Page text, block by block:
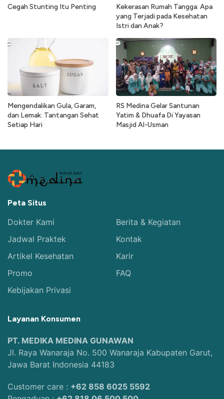
Cegah Stunting Itu Penting
Kekerasan Rumah Tangga: Apa
yang Terjadi pada Kesehatan
Istri dan Anak?
Mengendalikan Gula, Garam,
dan Lemak: Tantangan Sehat
Setiap Hari
RS Medina Gelar Santunan
Yatim & Dhuafa Di Yayasan
Masjid Al-Usman
Peta Situs
Dokter Kami
Jadwal Praktek
Artikel Kesehatan
Promo
Kebijakan Privasi
Berita & Kegiatan
Kontak
Karir
FAQ
Layanan Konsumen
PT. MEDIKA MEDINA GUNAWAN
Jl. Raya Wanaraja No. 500 Wanaraja Kabupaten Garut,
Jawa Barat Indonesia 44183
Customer care : +62 858 6025 5592